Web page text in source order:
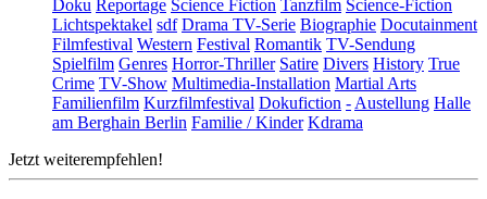
Doku Reportage Science Fiction Tanzfilm Science-Fiction
Lichtspektakel sdf Drama TV-Serie Biographie Docutainment
Filmfestival Western Festival Romantik TV-Sendung
Spielfilm Genres Horror-Thriller Satire Divers History True
Crime TV-Show Multimedia-Installation Martial Arts
Familienfilm Kurzfilmfestival Dokufiction - Austellung Halle
am Berghain Berlin Familie / Kinder Kdrama
Jetzt weiterempfehlen!